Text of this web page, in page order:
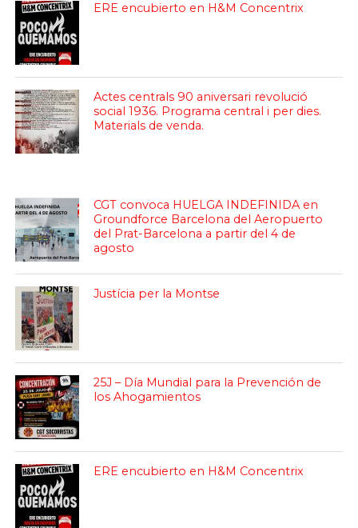
ERE encubierto en H&M Concentrix
Actes centrals 90 aniversari revolució
social 1936. Programa central i per dies.
Materials de venda.
CGT convoca HUELGA INDEFINIDA en
Groundforce Barcelona del Aeropuerto
del Prat-Barcelona a partir del 4 de
agosto
Justícia per la Montse
25J – Día Mundial para la Prevención de
los Ahogamientos
ERE encubierto en H&M Concentrix